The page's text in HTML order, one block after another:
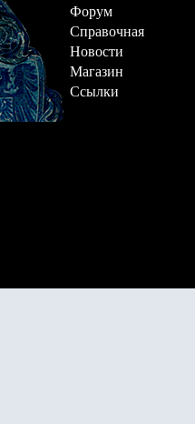
Форум
Справочная
Новости
Магазин
Ссылки